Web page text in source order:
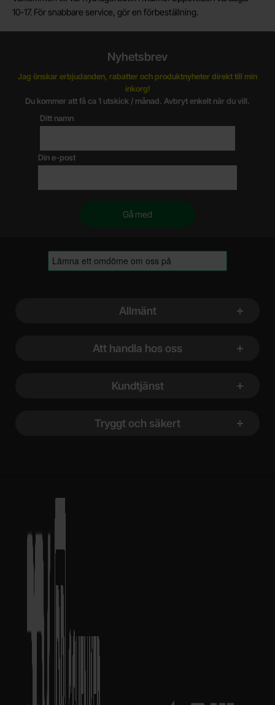
10-17. För snabbare service, gör en förbeställning.
Nyhetsbrev
Jag önskar erbjudanden, rabatter och produktnyheter direkt till min
inkorg!
Du kommer att få ca 1 utskick / månad. Avbryt enkelt när du vill.
Ditt namn
Din e-post
Allmänt
Att handla hos oss
Kundtjänst
Tryggt och säkert